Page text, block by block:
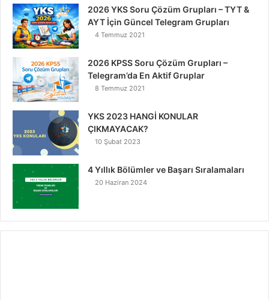
2026 YKS Soru Çözüm Grupları – TYT &
AYT İçin Güncel Telegram Grupları
4 Temmuz 2021
2026 KPSS Soru Çözüm Grupları –
Telegram’da En Aktif Gruplar
8 Temmuz 2021
YKS 2023 HANGİ KONULAR
ÇIKMAYACAK?
10 Şubat 2023
4 Yıllık Bölümler ve Başarı Sıralamaları
20 Haziran 2024